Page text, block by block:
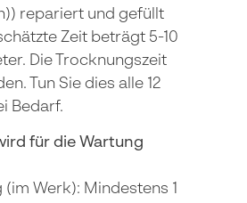
repariert und gefüllt
Zeit beträgt 5-10
Die Trocknungszeit
Tun Sie dies alle 12
Bedarf.
für die Wartung
Werk): Mindestens 1